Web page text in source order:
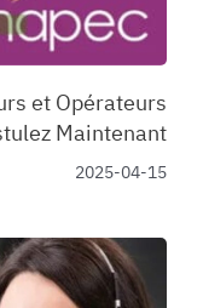
et Opérateurs
Maintenant
2025-04-15